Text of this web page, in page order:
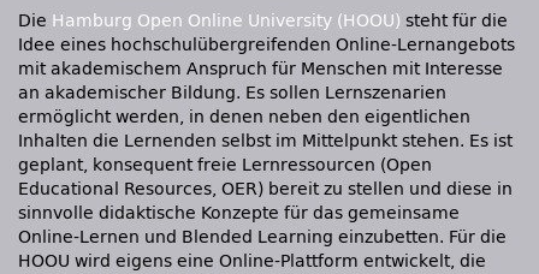
Die Hamburg Open Online University (HOOU) steht für die
Idee eines hochschulübergreifenden Online-Lernangebots
mit akademischem Anspruch für Menschen mit Interesse
an akademischer Bildung. Es sollen Lernszenarien
ermöglicht werden, in denen neben den eigentlichen
Inhalten die Lernenden selbst im Mittelpunkt stehen. Es ist
geplant, konsequent freie Lernressourcen (Open
Educational Resources, OER) bereit zu stellen und diese in
sinnvolle didaktische Konzepte für das gemeinsame
Online-Lernen und Blended Learning einzubetten. Für die
HOOU wird eigens eine Online-Plattform entwickelt, die